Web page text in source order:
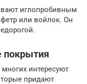
иглопробивным
или войлок. Он
покрытия
интересуют
придают